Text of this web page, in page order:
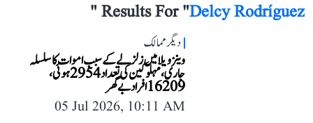
Results For "Delcy Rodríguez
"
دیگر ممالک
وینزویلا میں زلزلے کے سبب اموات کا سلسلہ
جاری، مہلوکین کی تعداد 2954 ہوئی،
16209 افراد بے گھر
05 Jul 2026, 10:11 AM